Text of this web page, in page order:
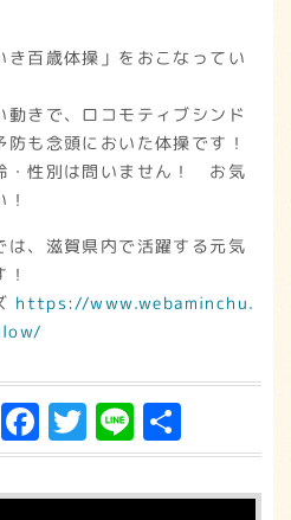
百歳体操」をおこなってい
きで、ロコモティブシンド
も念頭においた体操です！
・性別は問いません！ お気
は、滋賀県内で活躍する元気
https://www.webaminchu.
F
a
c
T
w
it
L
in
e
有